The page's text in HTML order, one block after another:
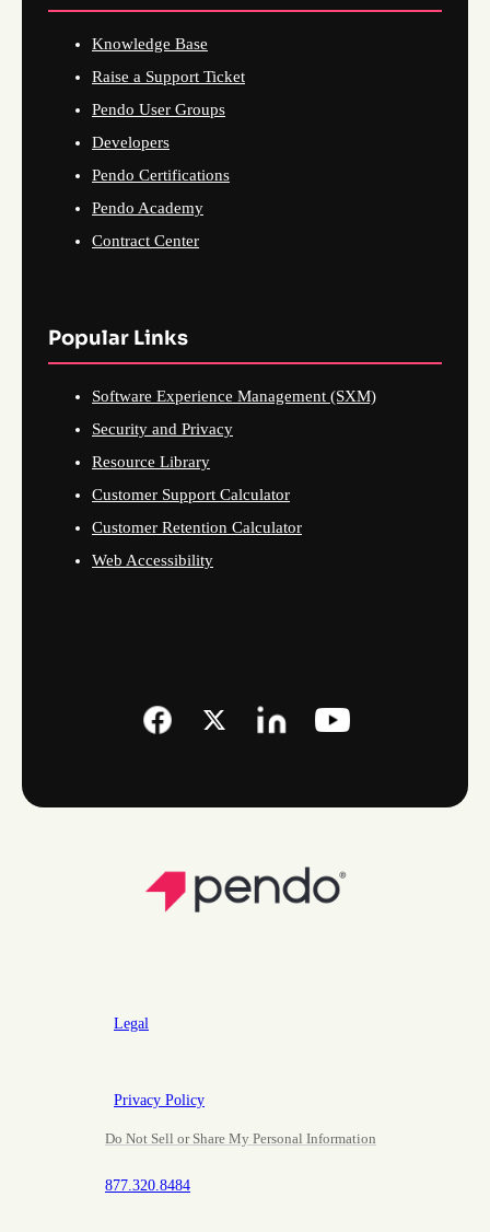
Knowledge Base
Raise a Support Ticket
Pendo User Groups
Developers
Pendo Certifications
Pendo Academy
Contract Center
Popular Links
Software Experience Management (SXM)
Security and Privacy
Resource Library
Customer Support Calculator
Customer Retention Calculator
Web Accessibility
Legal
Privacy Policy
Do Not Sell or Share My Personal Information
877.320.8484